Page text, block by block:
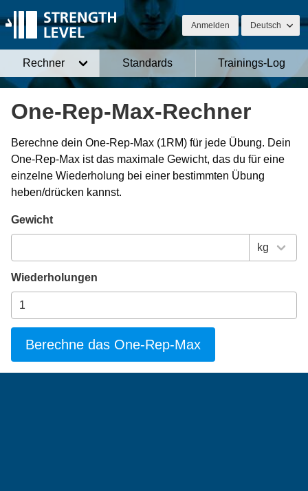
Anmelden Deutsch
Rechner Standards Trainings-Log
One-Rep-Max-Rechner
Berechne dein One-Rep-Max (1RM) für jede Übung. Dein
One-Rep-Max ist das maximale Gewicht, das du für eine
einzelne Wiederholung bei einer bestimmten Übung
heben/drücken kannst.
Gewicht
Wiederholungen
Berechne das One-Rep-Max